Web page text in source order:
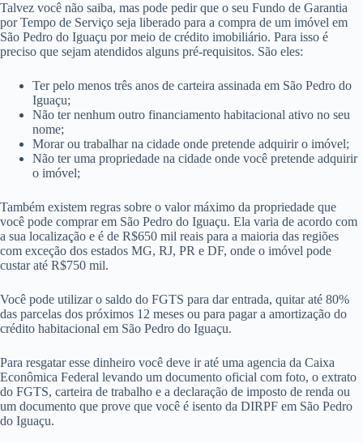
Talvez você não saiba, mas pode pedir que o seu Fundo de Garantia
por Tempo de Serviço seja liberado para a compra de um imóvel em
São Pedro do Iguaçu por meio de crédito imobiliário. Para isso é
preciso que sejam atendidos alguns pré-requisitos. São eles:
Ter pelo menos três anos de carteira assinada em São Pedro do
Iguaçu;
Não ter nenhum outro financiamento habitacional ativo no seu
nome;
Morar ou trabalhar na cidade onde pretende adquirir o imóvel;
Não ter uma propriedade na cidade onde você pretende adquirir
o imóvel;
Também existem regras sobre o valor máximo da propriedade que
você pode comprar em São Pedro do Iguaçu. Ela varia de acordo com
a sua localização e é de R$650 mil reais para a maioria das regiões
com exceção dos estados MG, RJ, PR e DF, onde o imóvel pode
custar até R$750 mil.
Você pode utilizar o saldo do FGTS para dar entrada, quitar até 80%
das parcelas dos próximos 12 meses ou para pagar a amortização do
crédito habitacional em São Pedro do Iguaçu.
Para resgatar esse dinheiro você deve ir até uma agencia da Caixa
Econômica Federal levando um documento oficial com foto, o extrato
do FGTS, carteira de trabalho e a declaração de imposto de renda ou
um documento que prove que você é isento da DIRPF em São Pedro
do Iguaçu.